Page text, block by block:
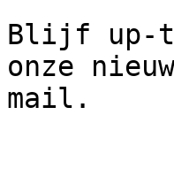
Blijf up-
onze
mail.